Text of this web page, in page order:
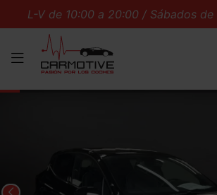
L-V de 10:00 a 20:00 / Sábados de
MENÚ